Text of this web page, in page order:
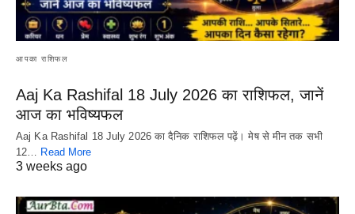
आपका राशिफल
Aaj Ka Rashifal 18 July 2026 का राशिफल, जानें
आज का भविष्यफल
Aaj Ka Rashifal 18 July 2026 का दैनिक राशिफल पढ़ें। मेष से मीन तक सभी
12… Read More
3 weeks ago